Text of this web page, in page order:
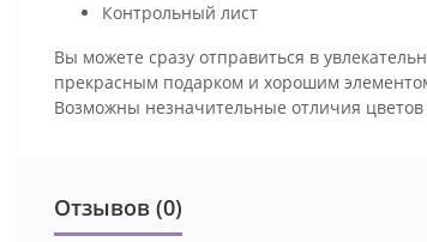
Контрольный лист
Вы можете сразу отправиться в
прекрасным подарком и хорошим
Возможны незначительные отличия
Отзывов (0)